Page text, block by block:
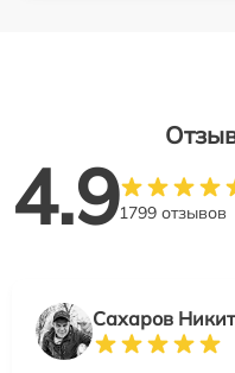
4.91799 отзывов
Сахаров